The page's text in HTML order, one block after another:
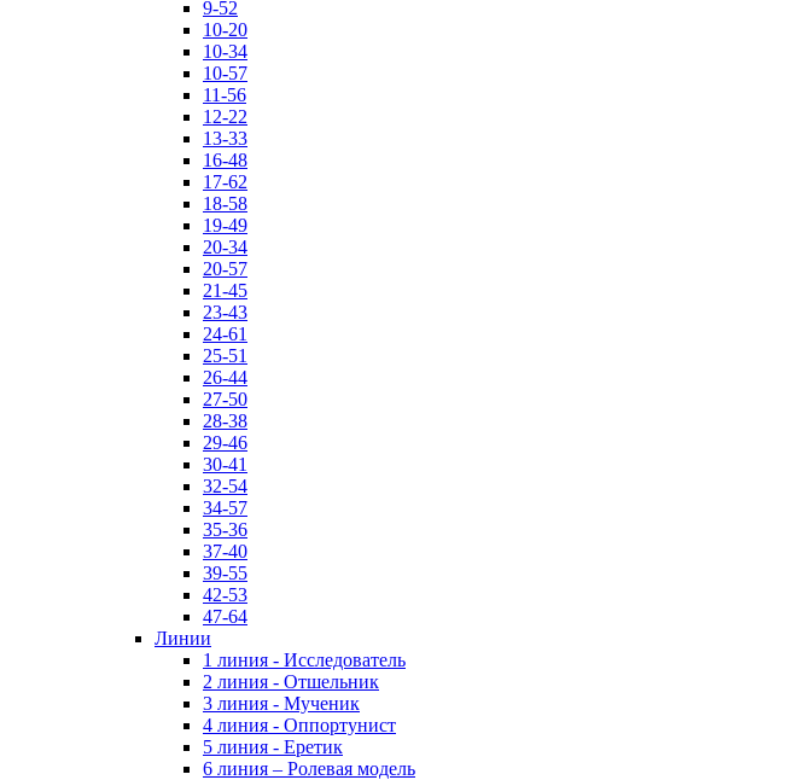
9-52
10-20
10-34
10-57
11-56
12-22
13-33
16-48
17-62
18-58
19-49
20-34
20-57
21-45
23-43
24-61
25-51
26-44
27-50
28-38
29-46
30-41
32-54
34-57
35-36
37-40
39-55
42-53
47-64
Линии
1 линия - Исследователь
2 линия - Отшельник
3 линия - Мученик
4 линия - Оппортунист
5 линия - Еретик
6 линия – Ролевая модель